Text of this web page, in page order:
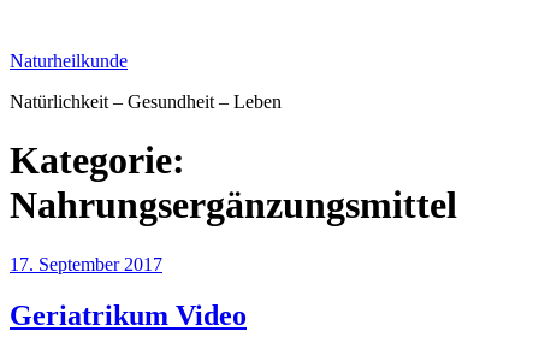
springen
Naturheilkunde
Natürlichkeit – Gesundheit – Leben
Kategorie:
Nahrungsergänzungsmittel
Veröffentlicht
17. September 2017
Geriatrikum Video